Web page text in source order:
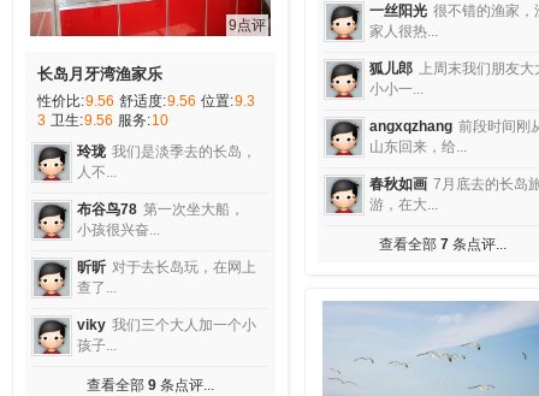
9点评
长岛月牙湾渔家乐
性价比:9.56 舒适度:9.56 位置:9.3
3 卫生:9.56 服务:10
玲珑 我们是淡季去的长岛，
人不...
布谷鸟78 第一次坐大船，
小孩很兴奋...
昕昕 对于去长岛玩，在网上
查了...
viky 我们三个大人加一个小
孩子...
查看全部 9 条点评...
一丝阳光 很不错的渔家，
家人很热...
狐儿郎
上周末我们朋友大
小小一...
angxqzhang 前段时间刚
山东回来，给...
春秋如画 7月底去的长岛
游，在大...
查看全部 7 条点评...